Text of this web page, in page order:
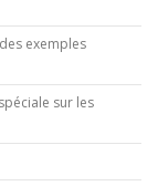
exemples
sur les